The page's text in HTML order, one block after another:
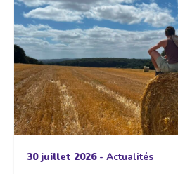
30 juillet 2026- Actualités